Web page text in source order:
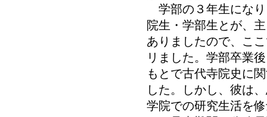
学部の３年生にな
院生・学部生とが、
ありましたので、こ
リました。学部卒業
もとで古代寺院史に
した。しかし、彼は
学院での研究生活を